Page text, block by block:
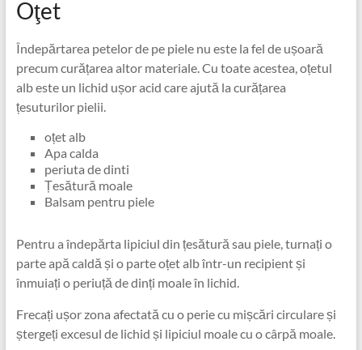
Oţet
Îndepărtarea petelor de pe piele nu este la fel de ușoară
precum curățarea altor materiale. Cu toate acestea, oțetul
alb este un lichid ușor acid care ajută la curățarea
țesuturilor pielii.
oțet alb
Apa calda
periuta de dinti
Țesătură moale
Balsam pentru piele
Pentru a îndepărta lipiciul din țesătură sau piele, turnați o
parte apă caldă și o parte oțet alb într-un recipient și
înmuiați o periuță de dinți moale în lichid.
Frecați ușor zona afectată cu o perie cu mișcări circulare și
ștergeți excesul de lichid și lipiciul moale cu o cârpă moale.